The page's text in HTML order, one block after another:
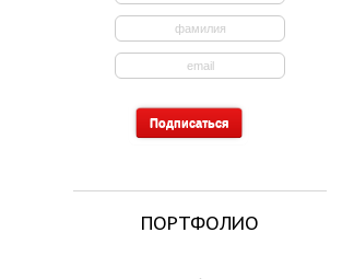
ПОРТФОЛИО